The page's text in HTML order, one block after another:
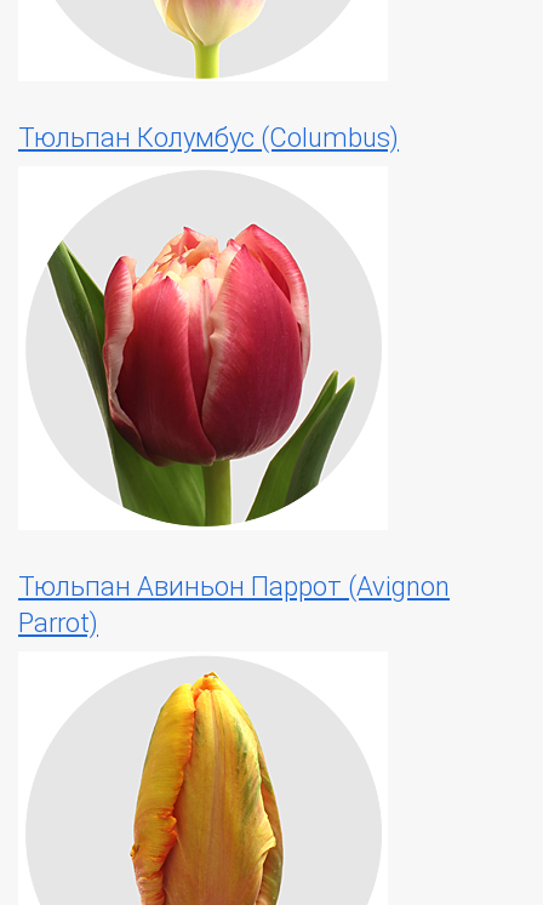
Тюльпан Колумбус (Columbus)
Тюльпан Авиньон Паррот (Avignon
Parrot)